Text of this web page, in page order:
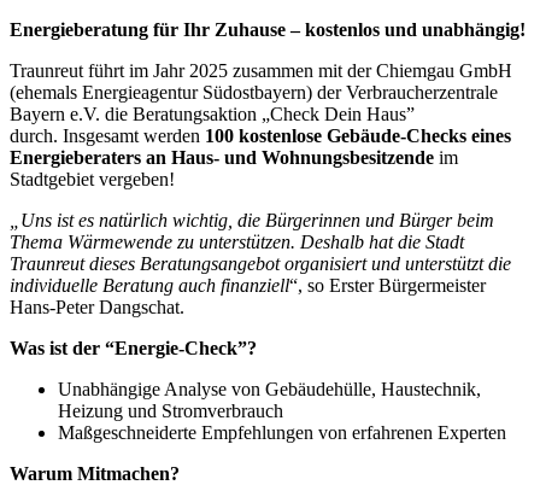
Energieberatung für Ihr Zuhause – kostenlos und unabhängig!
Traunreut führt im Jahr 2025 zusammen mit der Chiemgau GmbH
(ehemals Energieagentur Südostbayern) der Verbraucherzentrale
Bayern e.V. die Beratungsaktion „Check Dein Haus”
durch. Insgesamt werden 100 kostenlose Gebäude-Checks eines
Energieberaters an Haus- und Wohnungsbesitzende im
Stadtgebiet vergeben!
„Uns ist es natürlich wichtig, die Bürgerinnen und Bürger beim
Thema Wärmewende zu unterstützen. Deshalb hat die Stadt
Traunreut dieses Beratungsangebot organisiert und unterstützt die
individuelle Beratung auch finanziell“, so Erster Bürgermeister
Hans-Peter Dangschat.
Was ist der “Energie-Check”?
Unabhängige Analyse von Gebäudehülle, Haustechnik,
Heizung und Stromverbrauch
Maßgeschneiderte Empfehlungen von erfahrenen Experten
Warum Mitmachen?